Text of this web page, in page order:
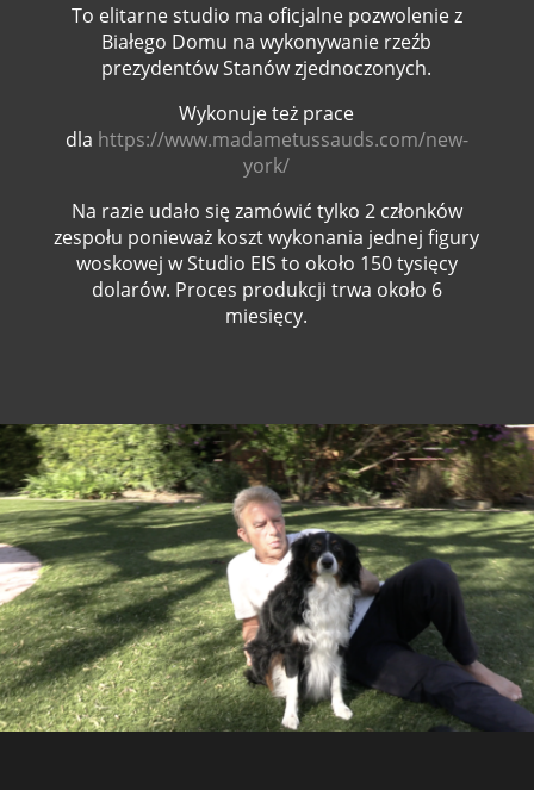
To elitarne studio ma oficjalne pozwolenie z
Białego Domu na wykonywanie rzeźb
prezydentów Stanów zjednoczonych.
Wykonuje też prace
dla https://www.madametussauds.com/new-
york/
Na razie udało się zamówić tylko 2 członków
zespołu ponieważ koszt wykonania jednej figury
woskowej w Studio EIS to około 150 tysięcy
dolarów. Proces produkcji trwa około 6
miesięcy.